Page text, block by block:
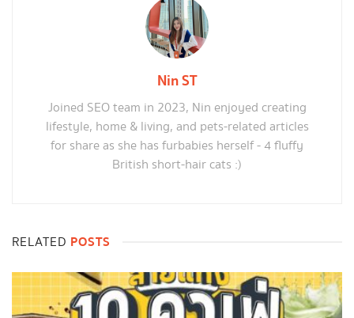
Nin ST
Joined SEO team in 2023, Nin enjoyed creating
lifestyle, home & living, and pets-related articles
for share as she has furbabies herself - 4 fluffy
British short-hair cats :)
RELATED POSTS